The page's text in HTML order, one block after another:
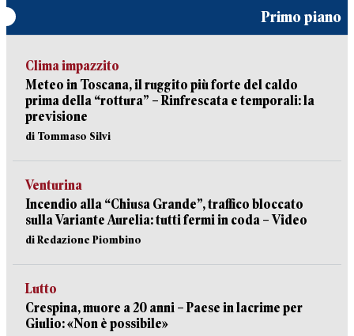
Primo piano
Clima impazzito
Meteo in Toscana, il ruggito più forte del caldo
prima della “rottura” – Rinfrescata e temporali: la
previsione
di Tommaso Silvi
Venturina
Incendio alla “Chiusa Grande”, traffico bloccato
sulla Variante Aurelia: tutti fermi in coda – Video
di Redazione Piombino
Lutto
Crespina, muore a 20 anni – Paese in lacrime per
Giulio: «Non è possibile»